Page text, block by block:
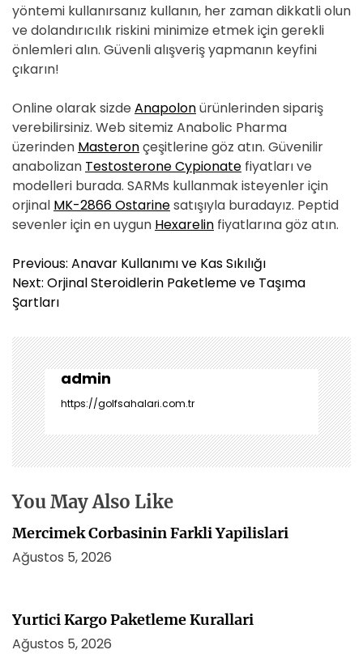
yöntemi kullanırsanız kullanın, her zaman dikkatli olun
ve dolandırıcılık riskini minimize etmek için gerekli
önlemleri alın. Güvenli alışveriş yapmanın keyfini
çıkarın!
Online olarak sizde Anapolonürünlerinden sipariş
verebilirsiniz. Web sitemiz Anabolic Pharma
üzerinden Masteronçeşitlerine göz atın. Güvenilir
anabolizan Testosterone Cypionate fiyatları ve
modelleri burada. SARMs kullanmak isteyenler için
orjinal MK-2866 Ostarinesatışıyla buradayız. Peptid
sevenler için en uygun Hexarelin fiyatlarına göz atın.
Y
a
z
g
e
z
i
n
m
e
i
Previous: Anavar Kullanımı ve Kas Sıkılığı
Next: Orjinal Steroidlerin Paketleme ve Taşıma
Şartları
admin
https://golfsahalari.com.tr
You May Also Like
Mercimek Corbasinin Farkli Yapilislari
Ağustos 5, 2026
Yurtici Kargo Paketleme Kurallari
Ağustos 5, 2026